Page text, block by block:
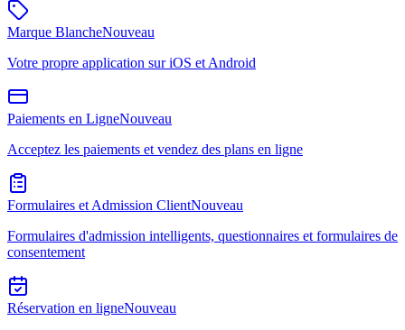
Marque BlancheNouveau
Votre propre application sur iOS et Android
Paiements en LigneNouveau
Acceptez les paiements et vendez des plans en ligne
Formulaires et Admission ClientNouveau
Formulaires d'admission intelligents, questionnaires et formulaires de
consentement
Réservation en ligneNouveau